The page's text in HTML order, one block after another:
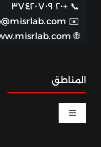
📞 +٢٠ ٣٧٤٢٠٧٠٩
✉️
🌐
المناطق
Toggle